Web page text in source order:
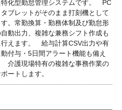
特化型勤怠管理システムです。 PC
ブレットがそのまま打刻機として
。常勤換算・勤務体制及び勤怠形
動出力、複雑な兼務シフト作成も
行えます。 給与計算CSV出力や有
付与・5日間アラート機能も備え
介護現場特有の複雑な事務作業の
ートします。